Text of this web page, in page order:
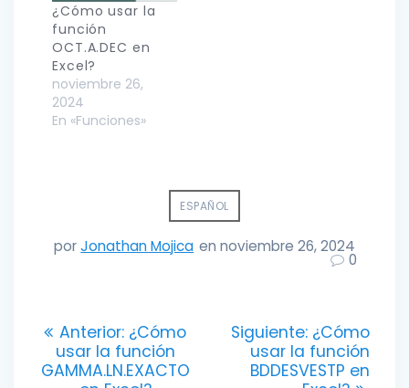
¿Cómo usar la
función
OCT.A.DEC en
Excel?
noviembre 26,
2024
En «Funciones»
ESPAÑOL
porJonathan Mojica en noviembre 26, 2024
0
Navegación
de
Anterior: Entrada
anterior:
¿Cómo
usar la función
GAMMA.LN.EXACTO
Siguiente: Entrada
siguiente:
¿Cómo
usar la función
BDDESVESTP en